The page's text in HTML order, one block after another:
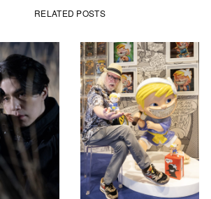
RELATED POSTS